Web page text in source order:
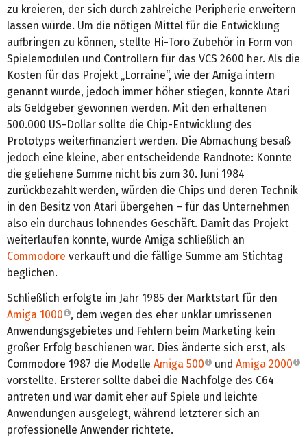
zu kreieren, der sich durch zahlreiche Peripherie erweitern
lassen würde. Um die nötigen Mittel für die Entwicklung
aufbringen zu können, stellte Hi-Toro Zubehör in Form von
Spielemodulen und Controllern für das VCS 2600 her. Als die
Kosten für das Projekt „Lorraine“, wie der Amiga intern
genannt wurde, jedoch immer höher stiegen, konnte Atari
als Geldgeber gewonnen werden. Mit den erhaltenen
500.000 US-Dollar sollte die Chip-Entwicklung des
Prototyps weiterfinanziert werden. Die Abmachung besaß
jedoch eine kleine, aber entscheidende Randnote: Konnte
die geliehene Summe nicht bis zum 30. Juni 1984
zurückbezahlt werden, würden die Chips und deren Technik
in den Besitz von Atari übergehen – für das Unternehmen
also ein durchaus lohnendes Geschäft. Damit das Projekt
weiterlaufen konnte, wurde Amiga schließlich an
Commodore verkauft und die fällige Summe am Stichtag
beglichen.
Schließlich erfolgte im Jahr 1985 der Marktstart für den
Amiga 1000
, dem wegen des eher unklar umrissenen
Anwendungsgebietes und Fehlern beim Marketing kein
großer Erfolg beschienen war. Dies änderte sich erst, als
Commodore 1987 die Modelle Amiga 500 und Amiga 2000
vorstellte. Ersterer sollte dabei die Nachfolge des C64
antreten und war damit eher auf Spiele und leichte
Anwendungen ausgelegt, während letzterer sich an
professionelle Anwender richtete.